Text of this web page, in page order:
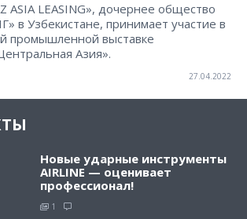
LEASING», дочернее общество
в Узбекистане, принимает участие в
промышленной выставке
Азия».
27.04.2022
Новые ударные инструменты
AIRLINE — оценивает
профессионал!
1